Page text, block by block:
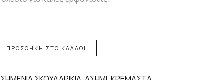
ΠΡΟΣΘΉΚΗ ΣΤΟ ΚΑΛΆΘΙ